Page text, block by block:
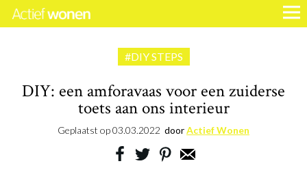
#DIY STEPS
DIY: een amforavaas voor een zuiderse
toets aan ons interieur
Geplaatst op03.03.2022 doorActief Wonen